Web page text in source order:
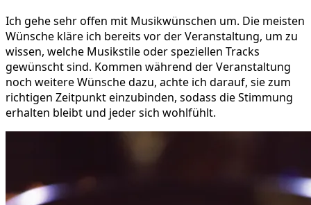
Ich gehe sehr offen mit Musikwünschen um. Die meisten
Wünsche kläre ich bereits vor der Veranstaltung, um zu
wissen, welche Musikstile oder speziellen Tracks
gewünscht sind. Kommen während der Veranstaltung
noch weitere Wünsche dazu, achte ich darauf, sie zum
richtigen Zeitpunkt einzubinden, sodass die Stimmung
erhalten bleibt und jeder sich wohlfühlt.